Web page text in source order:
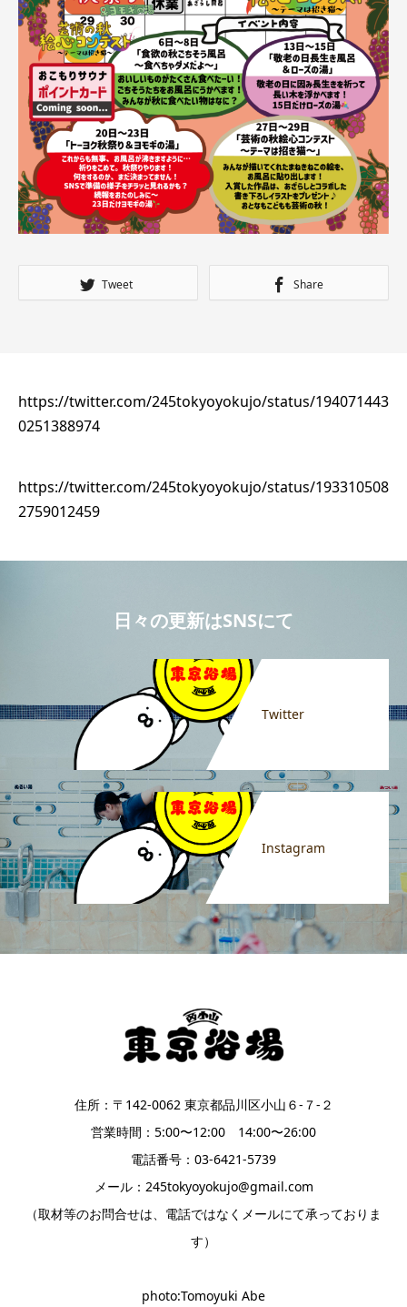
Tweet Share
https://twitter.com/245tokyoyokujo/status/194071443
0251388974
https://twitter.com/245tokyoyokujo/status/193310508
2759012459
日々の更新はSNSにて
Twitter
Instagram
住所：〒142-0062 東京都品川区小山６-７-２
営業時間：5:00〜12:00 14:00〜26:00
電話番号：03-6421-5739
メール：245tokyoyokujo@gmail.com
（取材等のお問合せは、電話ではなくメールにて承っておりま
す）
photo:Tomoyuki Abe